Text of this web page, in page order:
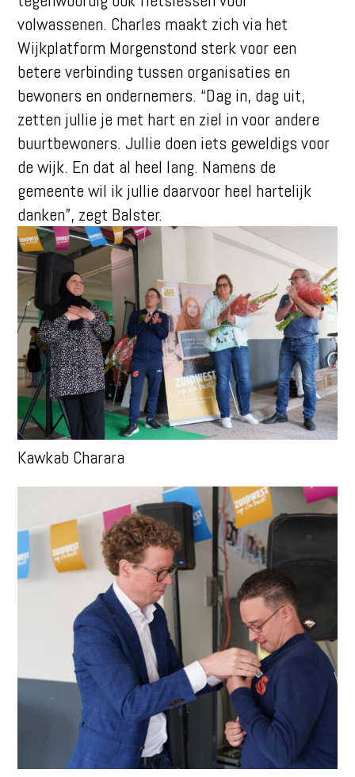
volwassenen. Charles maakt zich via het
Wijkplatform Morgenstond sterk voor een
betere verbinding tussen organisaties en
bewoners en ondernemers. “Dag in, dag uit,
zetten jullie je met hart en ziel in voor andere
buurtbewoners. Jullie doen iets geweldigs voor
de wijk. En dat al heel lang. Namens de
gemeente wil ik jullie daarvoor heel hartelijk
danken”, zegt Balster.
Kawkab Charara